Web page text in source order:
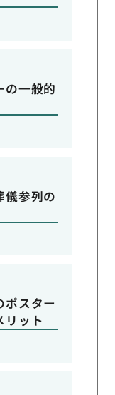
の一般的
儀参列の
ポスター
リット